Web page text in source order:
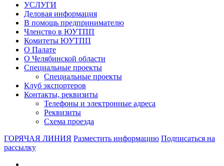
УСЛУГИ
Деловая информация
В помощь предпринимателю
Членство в ЮУТПП
Комитеты ЮУТПП
О Палате
О Челябинской области
Специальные проекты
Специальные проекты
Клуб экспортеров
Контакты, реквизиты
Телефоны и электронные адреса
Реквизиты
Схема проезда
ГОРЯЧАЯ ЛИНИЯ Разместить информацию Подписаться на
рассылку